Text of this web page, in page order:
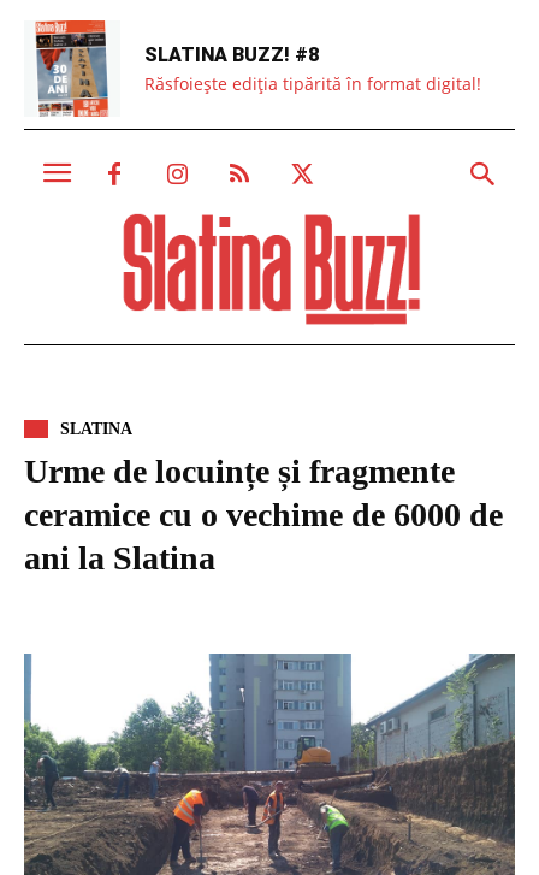
SLATINA BUZZ! #8
Răsfoiește ediția tipărită în format digital!
SLATINA
Urme de locuințe și fragmente
ceramice cu o vechime de 6000 de
ani la Slatina